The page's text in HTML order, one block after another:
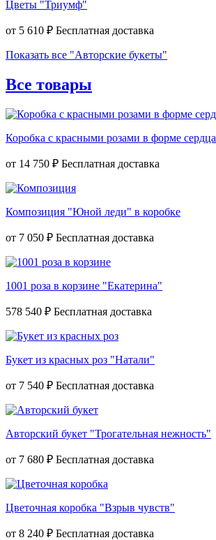
Цветы "Триумф"
от 5 610 ₽
Показать все "Авторские букеты"
Все товары
Коробка с красными розами в форме сердца
от 14 750 ₽
Композиция "Юной леди" в коробке
от 7 050 ₽
1001 роза в корзине "Екатерина"
578 540 ₽
Букет из красных роз "Натали"
от 7 540 ₽
Авторский букет "Трогательная нежность"
от 7 680 ₽
Цветочная коробка "Взрыв чувств"
от 8 240 ₽